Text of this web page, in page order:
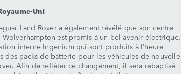
Uni
Land Rover a également révélé que son centre
est promis à un bel avenir électrique.
interne Ingenium qui sont produits à l’heure
des packs de batterie pour les véhicules de nouvelle
Afin de refléter ce changement, il sera rebaptisé